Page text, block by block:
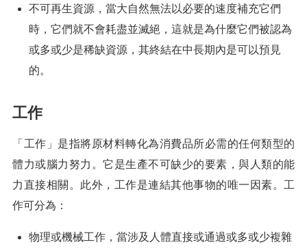
不可再生資源，當大自然無法以必要的速度補充它們
時，它們就不會耗盡並滅絕，這就是為什麼它們被認為
或多或少是稀缺資源，其終結在中長期內是可以預見
的。
工作
「工作」是指將原材料轉化為消費品所必需的任何類型的
體力或腦力努力。它是生產不可缺少的要素，與人類的能
力直接相關。此外，工作是連結其他事物的唯一因素。工
作可分為：
物理或機械工作，當涉及人體直接或通過或多或少複雜